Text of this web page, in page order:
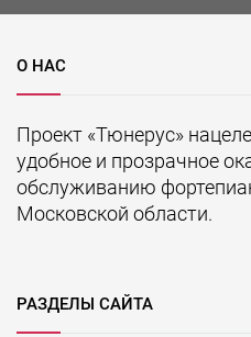
О НАС
Проект «Тюнерус»
удобное и прозрачное
обслуживанию
Московской области.
РАЗДЕЛЫ САЙТА